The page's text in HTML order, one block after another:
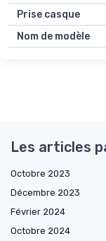
Prise casque
Nom de modèle
Les articles
Octobre 2023
Décembre 2023
Février 2024
Octobre 2024